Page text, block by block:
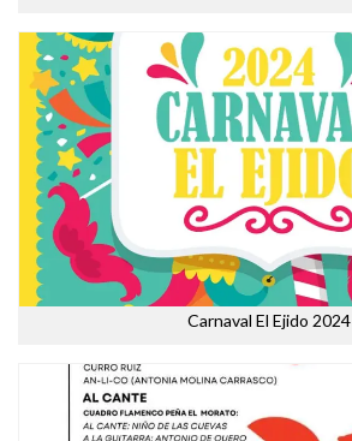
Carnaval El Ejido 2024